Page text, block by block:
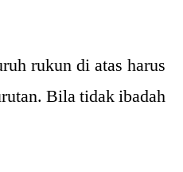
rukun di atas harus
Bila tidak ibadah